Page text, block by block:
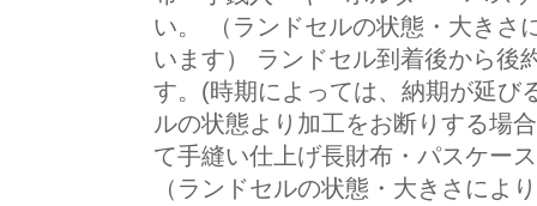
い。 （ランドセルの状態・大きさ
います） ランドセル到着後から後
す。(時期によっては、納期が延び
ルの状態より加工をお断りする場
て手縫い仕上げ長財布・パスケー
（ランドセルの状態・大きさによ